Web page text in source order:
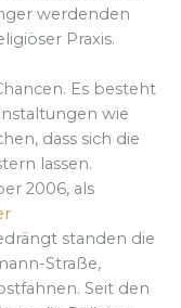
werdenden
Praxis.
Es besteht
wie
dass sich die
lassen.
2006, als
standen die
Straße,
Seit den